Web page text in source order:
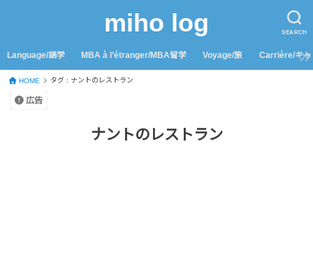
SEARCH
miho log
Language/語学 MBA à l’étranger/MBA留学 Voyage/旅 Carrière/キャ
HOME タグ : ナントのレストラン
広告
ナントのレストラン